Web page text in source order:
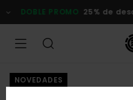
la
DOBLE PROMO 25% de
NOVEDADES